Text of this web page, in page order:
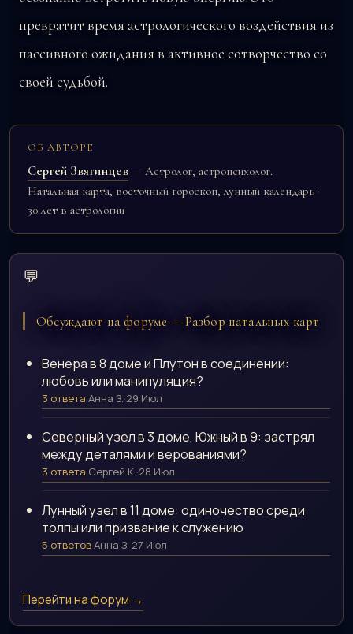
превратит время астрологического воздействия из
пассивного ожидания в активное сотворчество со
своей судьбой.
ОБ АВТОРЕ
Сергей Звягинцев — Астролог, астропсихолог.
Натальная карта, восточный гороскоп, лунный календарь ·
30 лет в астрологии
💬
Обсуждают на форуме — Разбор натальных карт
Венера в 8 доме и Плутон в соединении:
любовь или манипуляция?
3 ответа·Анна З.·29 Июл
Северный узел в 3 доме, Южный в 9: застрял
между деталями и верованиями?
3 ответа·Сергей К.·28 Июл
Лунный узел в 11 доме: одиночество среди
толпы или призвание к служению
5 ответов·Анна З.·27 Июл
Перейти на форум →